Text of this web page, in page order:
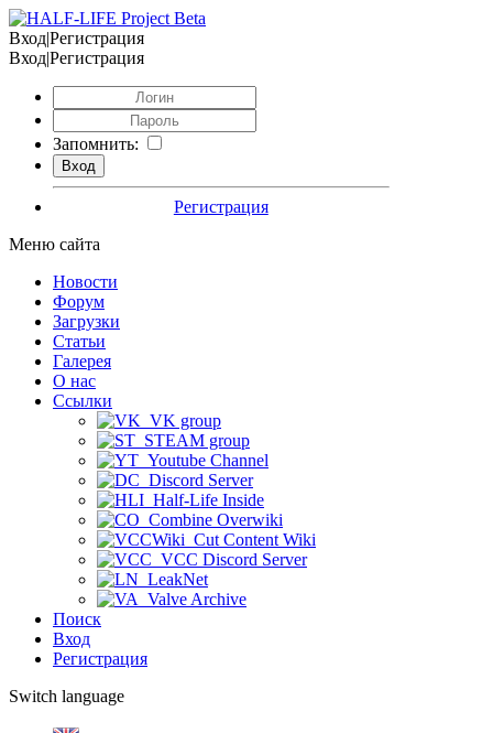
Вход|Регистрация
Вход|Регистрация
Запомнить:
Регистрация
Меню сайта
Новости
Форум
Загрузки
Статьи
Галерея
О нас
Ссылки
VK group
STEAM group
Youtube Channel
Discord Server
Half-Life Inside
Combine Overwiki
Cut Content Wiki
VCC Discord Server
LeakNet
Valve Archive
Поиск
Вход
Регистрация
Switch language